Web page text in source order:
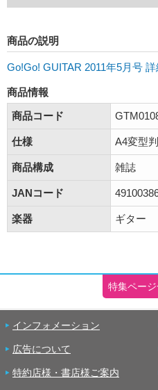
商品の説明
Go!Go! GUITAR 2011年5月号
商品情報
商品コード
仕様 A4変型
商品構成 雑誌
JANコード
楽器 ギター
特集ペー
インフォメーション
広告について
特約店様・書店様ご案内